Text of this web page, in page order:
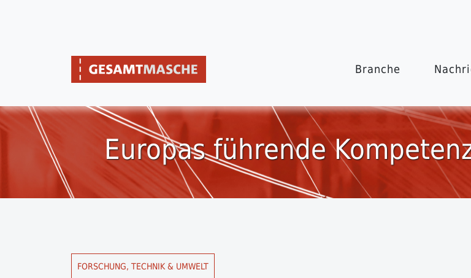
Branche
Europas führende
FORSCHUNG, TECHNIK & UMWELT